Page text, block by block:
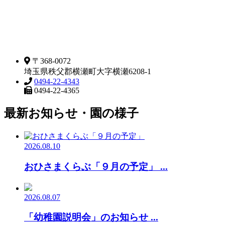
〒368-0072
埼玉県秩父郡横瀬町大字横瀬6208-1
0494-22-4343
0494-22-4365
最新お知らせ・園の様子
2026.08.10
おひさまくらぶ「９月の予定」 ...
2026.08.07
「幼稚園説明会」のお知らせ ...